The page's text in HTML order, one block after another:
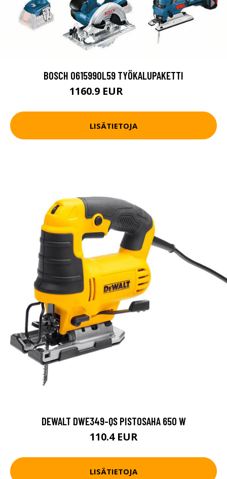
BOSCH 0615990L59 TYÖKALUPAKETTI
1160.9 EUR
LISÄTIETOJA
DEWALT DWE349-QS PISTOSAHA 650 W
110.4 EUR
LISÄTIETOJA